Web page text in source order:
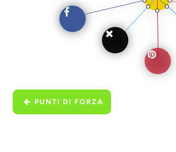
PUNTI DI FORZA